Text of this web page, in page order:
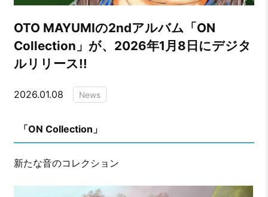
OTO MAYUMIの2ndアルバム「ON
Collection」が、2026年1月8日にデジタ
ルリリース!!
2026.01.08 News
「ON Collection 」
新たな音のコレクション